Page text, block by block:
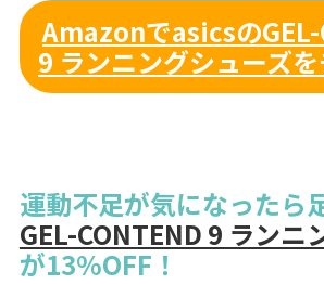
AmazonでasicsのGEL-
9 ランニングシューズを
運動不足が気になったら
GEL-CONTEND 9 ランニ
が13%OFF！